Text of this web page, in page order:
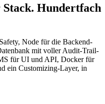
Hundertfach
Node für die Backend-
mit voller Audit-Trail-
für UI und API, Docker für
ein Customizing-Layer, in